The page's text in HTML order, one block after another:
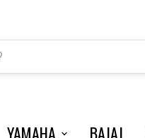
YAMAHA BAJAJ